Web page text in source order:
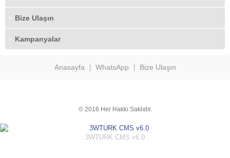
Bize Ulaşın
Kampanyalar
Anasayfa WhatsApp Bize Ulaşın
© 2016 Her Hakkı Saklıdır.
3WTURK CMS v6.0